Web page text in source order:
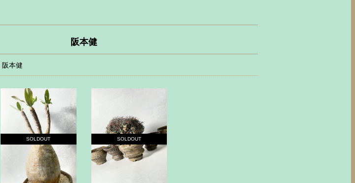
阪本健
阪本健
SOLDOUT SOLDOUT